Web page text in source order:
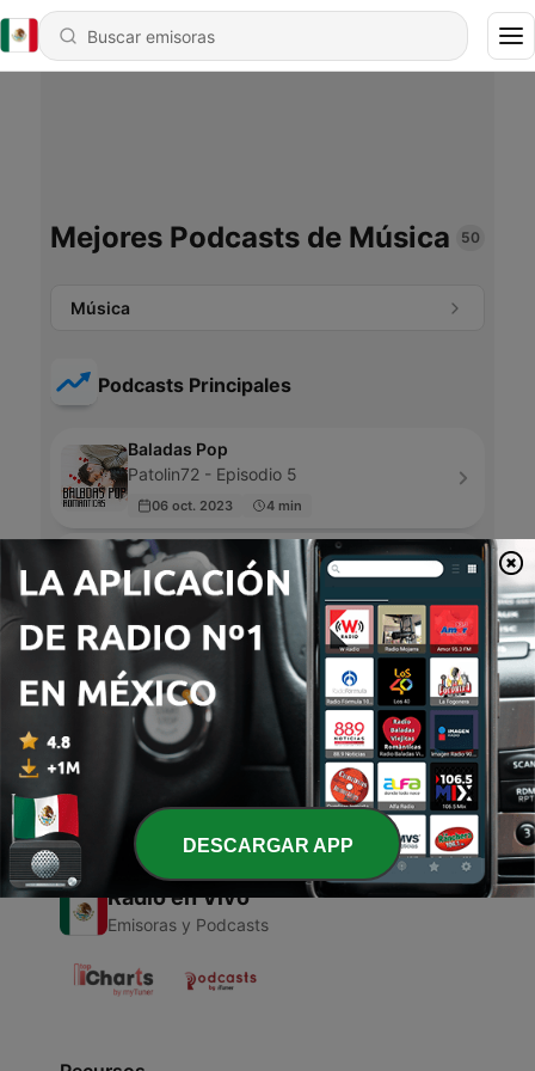
Mejores Podcasts de Música 50
Música
Podcasts Principales
Baladas Pop
Patolin72 - Episodio 5
06 oct. 2023 4 min
Instrumental
Dr Mike Baldwin - Episodio 5
77 min
Página de 4
Radio en Vivo
Emisoras y Podcasts
DESCARGAR APP